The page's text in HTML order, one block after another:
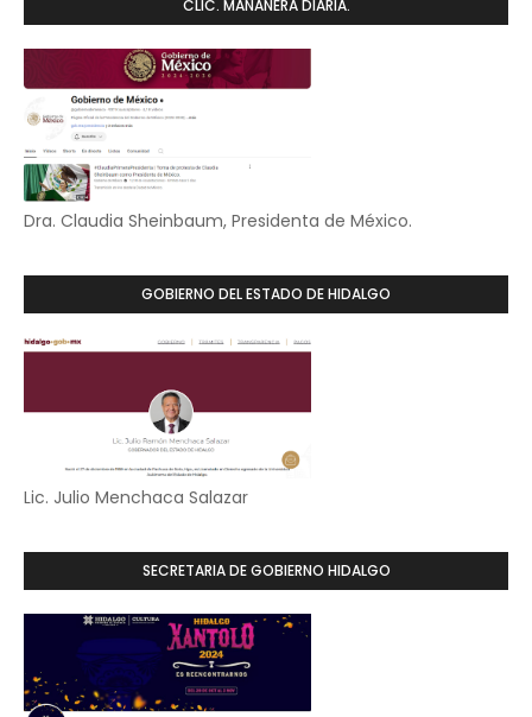
CLIC. MAÑANERA DIARIA.
Dra. Claudia Sheinbaum, Presidenta de México.
GOBIERNO DEL ESTADO DE HIDALGO
Lic. Julio Menchaca Salazar
SECRETARIA DE GOBIERNO HIDALGO